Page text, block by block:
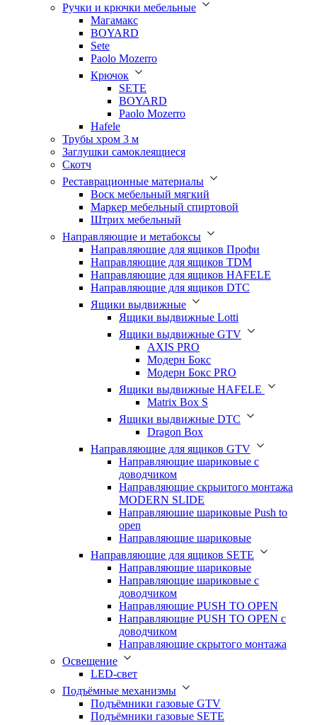
Ручки и крючки мебельные
Магамакс
BOYARD
Sete
Paolo Mozerro
Крючок
SETE
BOYARD
Paolo Mozerro
Hafele
Трубы хром 3 м
Заглушки самоклеящиеся
Скотч
Реставрационные материалы
Воск мебельный мягкий
Маркер мебельный спиртовой
Штрих мебельный
Направляющие и метабоксы
Направляющие для ящиков Профи
Направляющие для ящиков TDM
Направляющие для ящиков HAFELE
Направляющие для ящиков DTC
Ящики выдвижные
Ящики выдвижные Lotti
Ящики выдвижные GTV
AXIS PRO
Модерн Бокс
Модерн Бокс PRO
Ящики выдвижные HAFELE
Matrix Box S
Ящики выдвижные DTC
Dragon Box
Направляющие для ящиков GTV
Направляющие шариковые с
доводчиком
Направляющие скрыитого монтажа
MODERN SLIDE
Направляюшие шариковые Push to
open
Направляющие шариковые
Направляющие для ящиков SETE
Направляющие шариковые
Направляющие шариковые с
доводчиком
Направляющие PUSH TO OPEN
Направляющие PUSH TO OPEN с
доводчиком
Направляющие скрытого монтажа
Освещение
LED-свет
Подъёмные механизмы
Подъёмники газовые GTV
Подъёмники газовые SETE